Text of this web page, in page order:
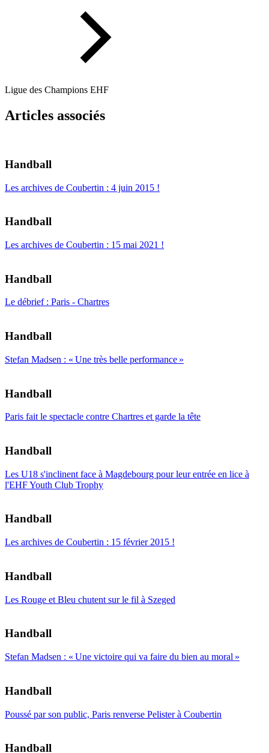
Ligue des Champions EHF
Articles associés
Handball
Les archives de Coubertin : 4 juin 2015 !
Handball
Les archives de Coubertin : 15 mai 2021 !
Handball
Le débrief : Paris - Chartres
Handball
Stefan Madsen : « Une très belle performance »
Handball
Paris fait le spectacle contre Chartres et garde la tête
Handball
Les U18 s'inclinent face à Magdebourg pour leur entrée en lice à
l'EHF Youth Club Trophy
Handball
Les archives de Coubertin : 15 février 2015 !
Handball
Les Rouge et Bleu chutent sur le fil à Szeged
Handball
Stefan Madsen : « Une victoire qui va faire du bien au moral »
Handball
Poussé par son public, Paris renverse Pelister à Coubertin
Handball